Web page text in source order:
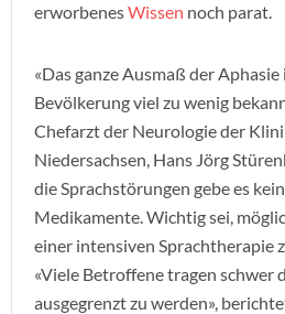
erworbenesWissen noch parat.
«Das ganze Ausmaß der
Bevölkerung viel zu wenig
Chefarzt der Neurologie der
Niedersachsen, Hans Jörg
die Sprachstörungen gebe es
Medikamente. Wichtig sei,
einer intensiven Sprachtherapie
«Viele Betroffene tragen schwer
ausgegrenzt zu werden»,